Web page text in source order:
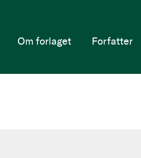
Om forlaget Forfatter